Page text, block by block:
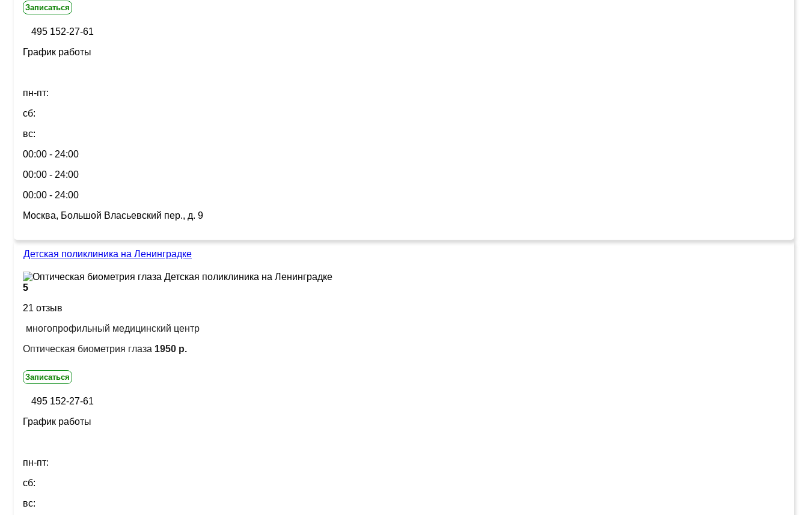
Записаться
495 152-27-61
График работы
пн-пт:
сб:
вс:
00:00 - 24:00
00:00 - 24:00
00:00 - 24:00
Москва, Большой Власьевский пер., д. 9
Детская поликлиника на Ленинградке
5
21 отзыв
многопрофильный медицинский центр
Оптическая биометрия глаза 1950 р.
Записаться
495 152-27-61
График работы
пн-пт:
сб:
вс: